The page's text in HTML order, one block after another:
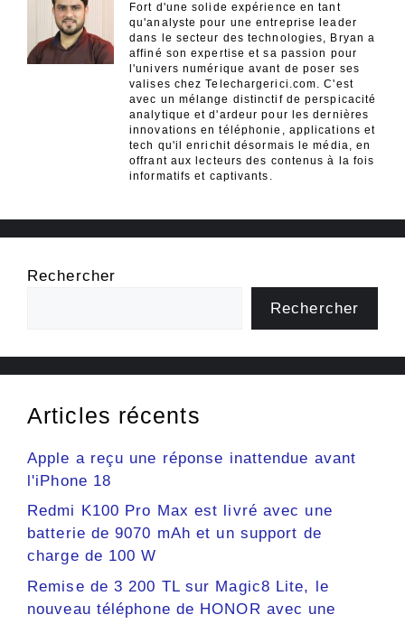
Fort d'une solide expérience en tant
qu'analyste pour une entreprise leader
dans le secteur des technologies, Bryan a
affiné son expertise et sa passion pour
l'univers numérique avant de poser ses
valises chez Telechargerici.com. C'est
avec un mélange distinctif de perspicacité
analytique et d'ardeur pour les dernières
innovations en téléphonie, applications et
tech qu'il enrichit désormais le média, en
offrant aux lecteurs des contenus à la fois
informatifs et captivants.
Rechercher
Rechercher
Articles récents
Apple a reçu une réponse inattendue avant
l'iPhone 18
Redmi K100 Pro Max est livré avec une
batterie de 9070 mAh et un support de
charge de 100 W
Remise de 3 200 TL sur Magic8 Lite, le
nouveau téléphone de HONOR avec une